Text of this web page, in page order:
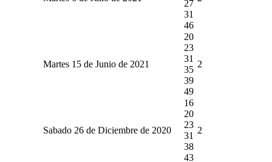
27
31
46
Martes 15 de Junio de 2021
20
23
31
35
39
49
2
Sabado 26 de Diciembre de 2020
16
20
23
31
38
43
2